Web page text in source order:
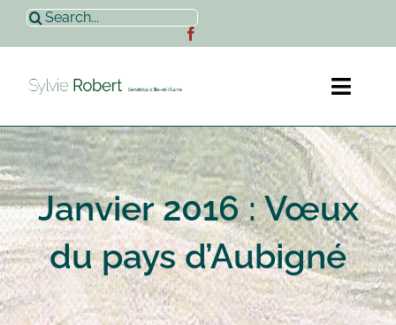
Passer
contenu
Rechercher:
Accueil
Sylvie Robert
Actualités
Contact
Janvier 2016 : Vœux
du pays d’Aubigné